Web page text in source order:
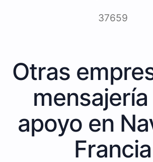
37659
Otras
apoyo en
Francia